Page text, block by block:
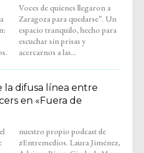
acercarnos a las...
la difusa línea entre
en «Fuera de